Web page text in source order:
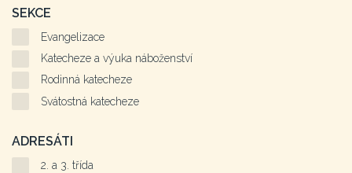
SEKCE
Evangelizace
Katecheze a výuka náboženství
Rodinná katecheze
Svátostná katecheze
ADRESÁTI
2. a 3. třída